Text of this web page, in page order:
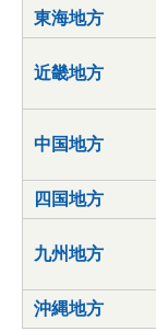
東海地方
近畿地方
中国地方
四国地方
九州地方
沖縄地方